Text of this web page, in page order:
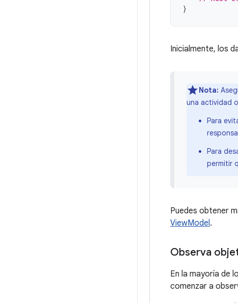
}
Inicialmente, los
Nota:
una actividad
Para
Para
permitir
Puedes obtener
ViewModel.
Observa
En la mayoría de
comenzar a